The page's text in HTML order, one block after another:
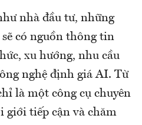
nhà đầu tư, những
có nguồn thông tin
xu hướng, nhu cầu
nghệ định giá AI. Từ
là một công cụ chuyên
giới tiếp cận và chăm